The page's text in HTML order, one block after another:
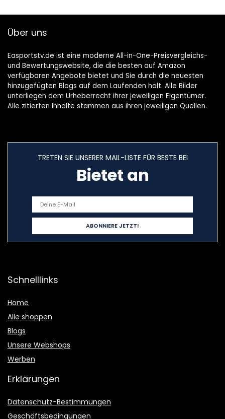
Über uns
Easportstv.de ist eine moderne All-in-One-Preisvergleichs-
und Bewertungswebsite, die die besten auf Amazon
verfügbaren Angebote bietet und Sie durch die neuesten
hinzugefügten Blogs auf dem Laufenden hält. Alle Bilder
unterliegen dem Urheberrecht ihrer jeweiligen Eigentümer.
Alle zitierten Inhalte stammen aus ihren jeweiligen Quellen.
TRETEN SIE UNSERER MAIL-LISTE FÜR BESTE BEI
Bietet an
Schnelllinks
Home
Alle shoppen
Blogs
Unsere Webshops
Werben
Erklärungen
Datenschutz-Bestimmungen
Geschäftsbedingungen